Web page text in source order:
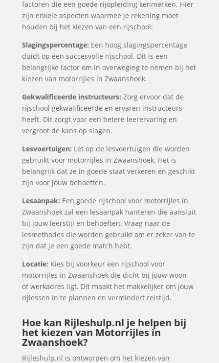
factoren die een goede rijopleiding kenmerken. Hier
zijn enkele aspecten waarmee je rekening moet
houden bij het kiezen van een rijschool:
Slagingspercentage: Een hoog slagingspercentage
duidt op een succesvolle rijschool. Dit is een
belangrijke factor om in overweging te nemen bij het
kiezen van motorrijles in Zwaanshoek.
Gekwalificeerde instructeurs: Zorg ervoor dat de
rijschool gekwalificeerde en ervaren instructeurs
heeft. Dit zorgt voor een betere leerervaring en
vergroot de kans op slagen.
Lesvoertuigen: Let op de lesvoertuigen die worden
gebruikt voor motorrijles in Zwaanshoek. Het is
belangrijk dat ze in goede staat verkeren en geschikt
zijn voor jouw behoeften.
Lesaanpak: Een goede rijschool voor motorrijles in
Zwaanshoek zal een lesaanpak hanteren die aansluit
bij jouw leerstijl en behoeften. Vraag naar de
lesmethodes die worden gebruikt om er zeker van te
zijn dat je een goede match hebt.
Locatie: Kies bij voorkeur een rijschool voor
motorrijles in Zwaanshoek die dicht bij jouw woon-
of werkadres ligt. Dit maakt het makkelijker om jouw
rijlessen in te plannen en vermindert reistijd.
Hoe kan Rijleshulp.nl je helpen bij
het kiezen van Motorrijles in
Zwaanshoek?
Rijleshulp.nl is ontworpen om het kiezen van